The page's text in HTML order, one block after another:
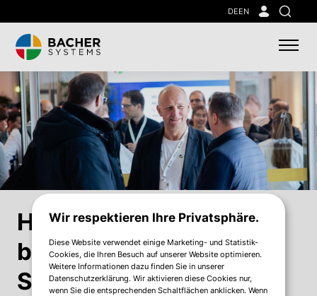
to
main
content
DEEN
Suche
Herzlich willkommen
beim Bacher Digital &
Security Day!
Wir respektieren Ihre Privatsphäre.
Diese Website verwendet einige Marketing- und Statistik-
Cookies, die Ihren Besuch auf unserer Website optimieren.
Weitere Informationen dazu finden Sie in unserer
Datenschutzerklärung. Wir aktivieren diese Cookies nur,
wenn Sie die entsprechenden Schaltflächen anklicken. Wenn